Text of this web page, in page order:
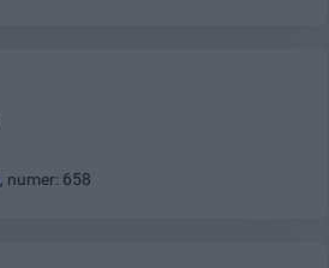
, numer: 658